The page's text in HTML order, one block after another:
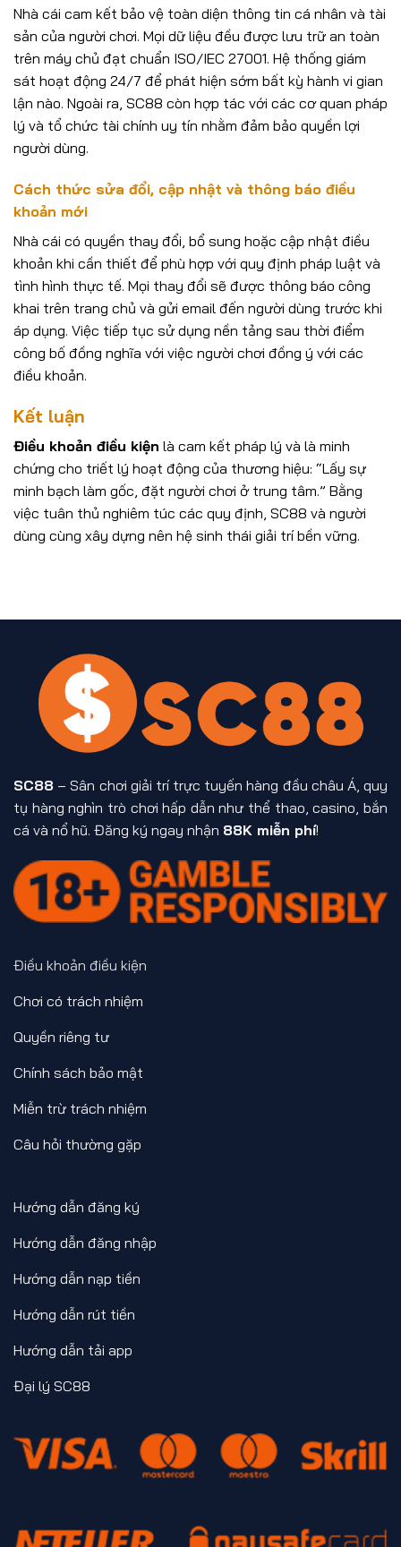
Nhà cái cam kết bảo vệ toàn diện thông tin cá nhân và tài
sản của người chơi. Mọi dữ liệu đều được lưu trữ an toàn
trên máy chủ đạt chuẩn ISO/IEC 27001. Hệ thống giám
sát hoạt động 24/7 để phát hiện sớm bất kỳ hành vi gian
lận nào. Ngoài ra, SC88 còn hợp tác với các cơ quan pháp
lý và tổ chức tài chính uy tín nhằm đảm bảo quyền lợi
người dùng.
Cách thức sửa đổi, cập nhật và thông báo điều
khoản mới
Nhà cái có quyền thay đổi, bổ sung hoặc cập nhật điều
khoản khi cần thiết để phù hợp với quy định pháp luật và
tình hình thực tế. Mọi thay đổi sẽ được thông báo công
khai trên trang chủ và gửi email đến người dùng trước khi
áp dụng. Việc tiếp tục sử dụng nền tảng sau thời điểm
công bố đồng nghĩa với việc người chơi đồng ý với các
điều khoản.
Kết luận
Điều khoản điều kiện là cam kết pháp lý và là minh
chứng cho triết lý hoạt động của thương hiệu: “Lấy sự
minh bạch làm gốc, đặt người chơi ở trung tâm.” Bằng
việc tuân thủ nghiêm túc các quy định, SC88 và người
dùng cùng xây dựng nên hệ sinh thái giải trí bền vững.
SC88 – Sân chơi giải trí trực tuyến hàng đầu châu Á, quy
tụ hàng nghìn trò chơi hấp dẫn như thể thao, casino, bắn
cá và nổ hũ. Đăng ký ngay nhận 88K miễn phí!
Điều khoản điều kiện
Chơi có trách nhiệm
Quyền riêng tư
Chính sách bảo mật
Miễn trừ trách nhiệm
Câu hỏi thường gặp
Hướng dẫn đăng ký
Hướng dẫn đăng nhập
Hướng dẫn nạp tiền
Hướng dẫn rút tiền
Hướng dẫn tải app
Đại lý SC88